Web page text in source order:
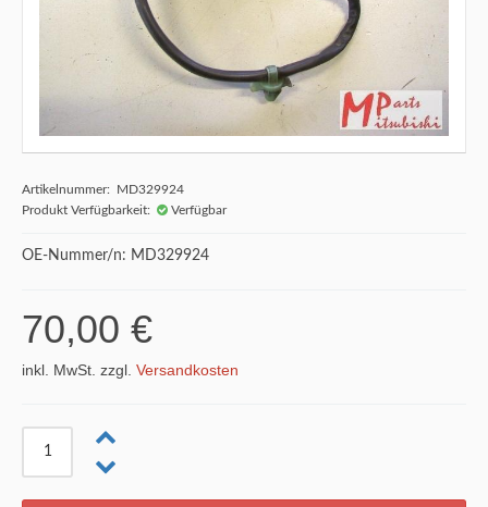
Artikelnummer: MD329924
Produkt Verfügbarkeit:
Verfügbar
OE-Nummer/n: MD329924
70,00 €
inkl. MwSt. zzgl. Versandkosten